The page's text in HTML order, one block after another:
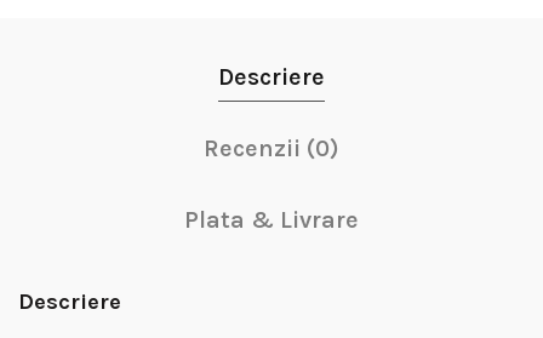
Descriere
Recenzii (0)
Plata & Livrare
Descriere